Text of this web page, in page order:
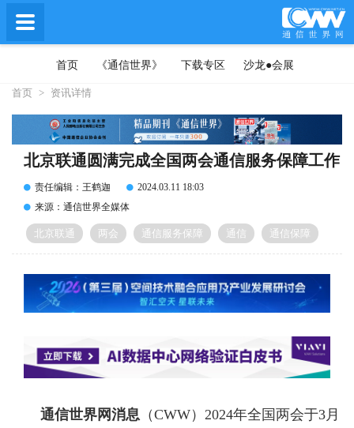
首页 《通信世界》 下载专区 沙龙●会展
首页 > 资讯详情
北京联通圆满完成全国两会通信服务保障工作
责任编辑：王鹤迦
2024.03.11 18:03
来源：通信世界全媒体
北京联通 两会 通信服务保障 通信 通信保障
通信世界网消息 （CWW） 2024年全国两会于3月